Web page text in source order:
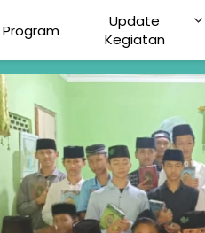
Program
Update
Kegiatan